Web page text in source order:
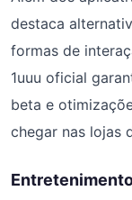
destaca
formas de
1uuu oficial
beta e
chegar nas lojas